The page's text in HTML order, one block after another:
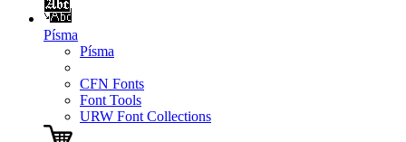
Písma
Písma
CFN Fonts
Font Tools
URW Font Collections